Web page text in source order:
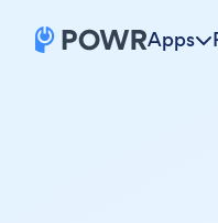
Apps